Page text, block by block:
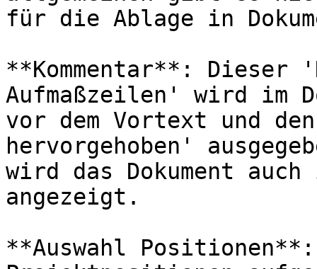
für die Ablage in
**Kommentar**: Dieser
Aufmaßzeilen' wird im
vor dem Vortext und
hervorgehoben'
wird das Dokument
angezeigt.
**Auswahl